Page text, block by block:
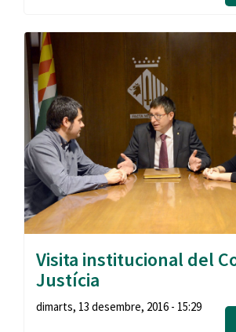
Visita institucional del
Justícia
dimarts, 13 desembre, 2016 - 15:29